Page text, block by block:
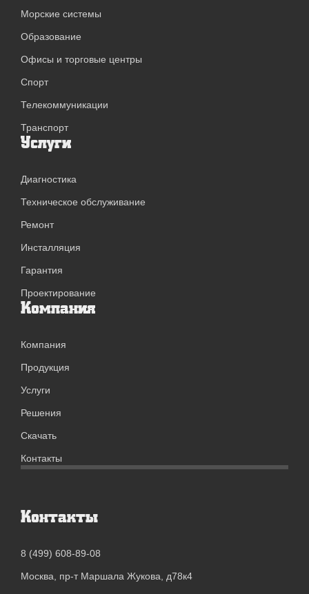
Морские системы
Образование
Офисы и торговые центры
Спорт
Телекоммуникации
Транспорт
Услуги
Диагностика
Техническое обслуживание
Ремонт
Инсталляция
Гарантия
Проектирование
Компания
Компания
Продукция
Услуги
Решения
Скачать
Контакты
Контакты
8 (499) 608-89-08
Москва, пр-т Маршала Жукова, д78к4